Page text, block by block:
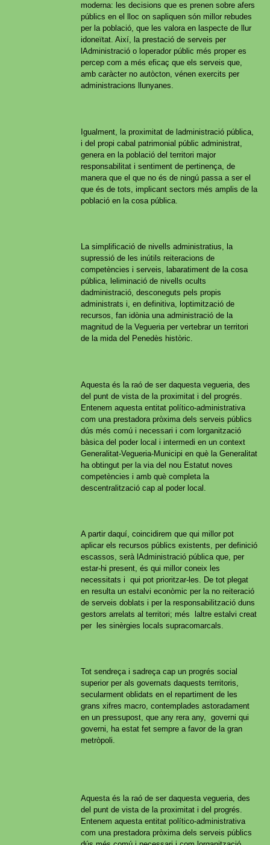
moderna: les decisions que es prenen sobre afers
públics en el lloc on sapliquen són millor rebudes
per la població, que les valora en laspecte de llur
idoneïtat. Així, la prestació de serveis per
lAdministració o loperador públic més proper es
percep com a més eficaç que els serveis que,
amb caràcter no autòcton, vénen exercits per
administracions llunyanes.
Igualment, la proximitat de ladministració pública,
i del propi cabal patrimonial públic administrat,
genera en la població del territori major
responsabilitat i sentiment de pertinença, de
manera que el que no és de ningú passa a ser el
que és de tots, implicant sectors més amplis de la
població en la cosa pública.
La simplificació de nivells administratius, la
supressió de les inútils reiteracions de
competències i serveis, labaratiment de la cosa
pública, leliminació de nivells ocults
dadministració, desconeguts pels propis
administrats i, en definitiva, loptimització de
recursos, fan idònia una administració de la
magnitud de la Vegueria per vertebrar un territori
de la mida del Penedès històric.
Aquesta és la raó de ser daquesta vegueria, des
del punt de vista de la proximitat i del progrés.
Entenem aquesta entitat político-administrativa
com una prestadora pròxima dels serveis públics
dús més comú i necessari i com lorganització
bàsica del poder local i intermedi en un context
Generalitat-Vegueria-Municipi en què la Generalitat
ha obtingut per la via del nou Estatut noves
competències i amb què completa la
descentralització cap al poder local.
A partir daquí, coincidirem que qui millor pot
aplicar els recursos públics existents, per definició
escassos, serà lAdministració pública que, per
estar-hi present, és qui millor coneix les
necessitats i qui pot prioritzar-les. De tot plegat
en resulta un estalvi econòmic per la no reiteració
de serveis doblats i per la responsabilització duns
gestors arrelats al territori; més laltre estalvi creat
per les sinèrgies locals supracomarcals.
Tot sendreça i sadreça cap un progrés social
superior per als governats daquests territoris,
secularment oblidats en el repartiment de les
grans xifres macro, contemplades astoradament
en un pressupost, que any rera any, governi qui
governi, ha estat fet sempre a favor de la gran
metròpoli.
Aquesta és la raó de ser daquesta vegueria, des
del punt de vista de la proximitat i del progrés.
Entenem aquesta entitat político-administrativa
com una prestadora pròxima dels serveis públics